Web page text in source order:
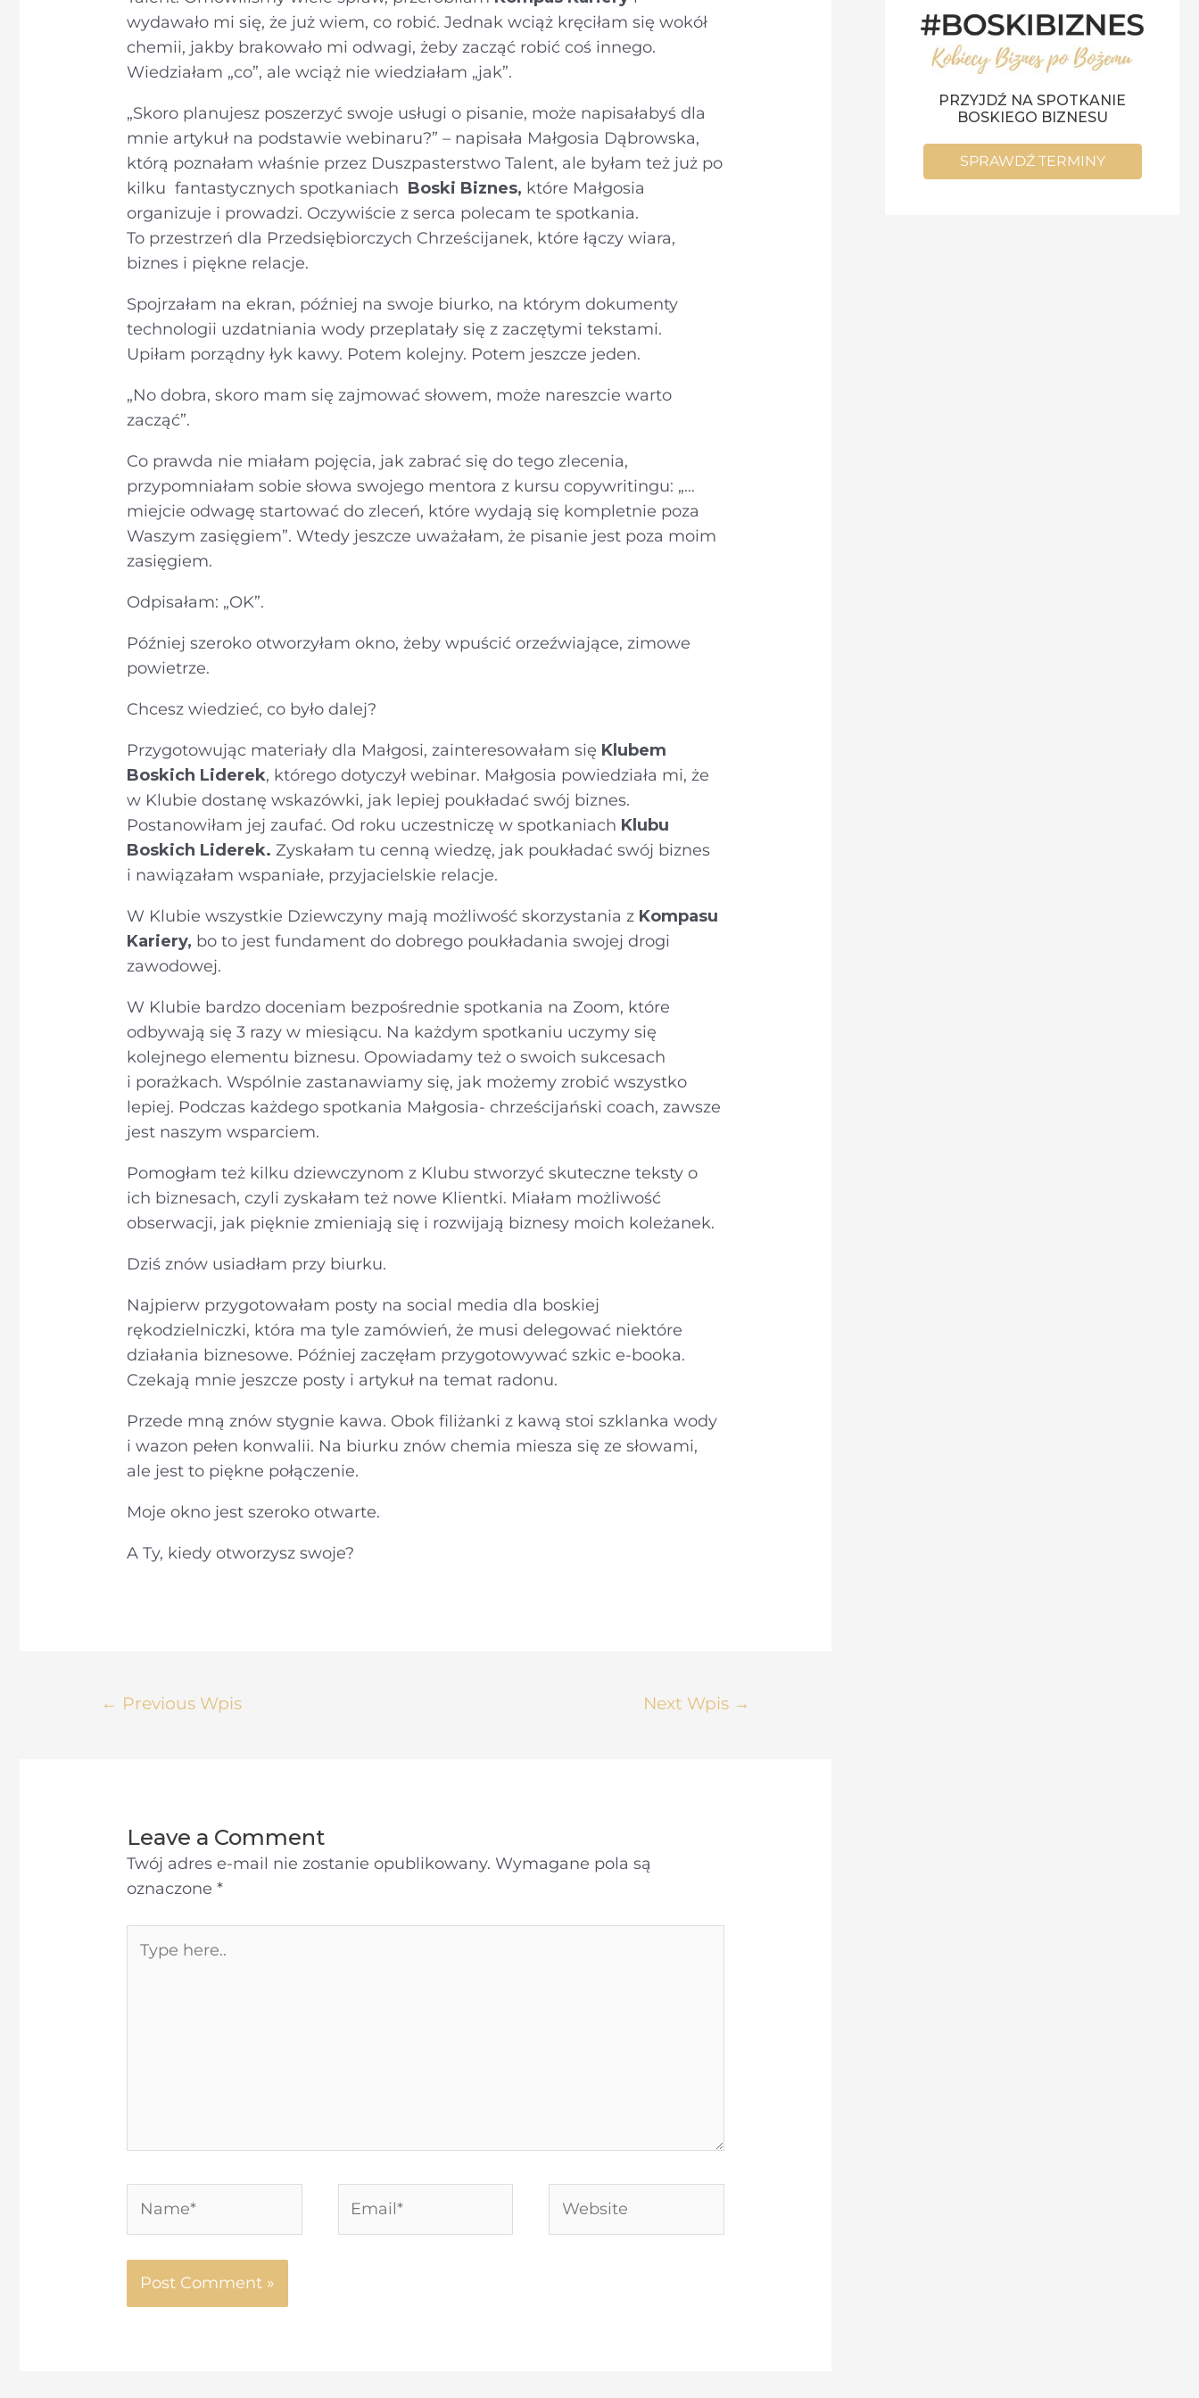
wydawało mi się, że już wiem, co robić. Jednak wciąż kręciłam się wokół
chemii, jakby brakowało mi odwagi, żeby zacząć robić coś innego.
Wiedziałam „co”, ale wciąż nie wiedziałam „jak”.
„Skoro planujesz poszerzyć swoje usługi o pisanie, może napisałabyś dla
mnie artykuł na podstawie webinaru?” – napisała Małgosia Dąbrowska,
którą poznałam właśnie przez Duszpasterstwo Talent, ale byłam też już po
kilku fantastycznych spotkaniach Boski Biznes, które Małgosia
organizuje i prowadzi. Oczywiście z serca polecam te spotkania.
To przestrzeń dla Przedsiębiorczych Chrześcijanek, które łączy wiara,
biznes i piękne relacje.
Spojrzałam na ekran, później na swoje biurko, na którym dokumenty
technologii uzdatniania wody przeplatały się z zaczętymi tekstami.
Upiłam porządny łyk kawy. Potem kolejny. Potem jeszcze jeden.
„No dobra, skoro mam się zajmować słowem, może nareszcie warto
zacząć”.
Co prawda nie miałam pojęcia, jak zabrać się do tego zlecenia,
przypomniałam sobie słowa swojego mentora z kursu copywritingu: „…
miejcie odwagę startować do zleceń, które wydają się kompletnie poza
Waszym zasięgiem”. Wtedy jeszcze uważałam, że pisanie jest poza moim
zasięgiem.
Odpisałam: „OK”.
Później szeroko otworzyłam okno, żeby wpuścić orzeźwiające, zimowe
powietrze.
Chcesz wiedzieć, co było dalej?
Przygotowując materiały dla Małgosi, zainteresowałam się Klubem
Boskich Liderek, którego dotyczył webinar. Małgosia powiedziała mi, że
w Klubie dostanę wskazówki, jak lepiej poukładać swój biznes.
Postanowiłam jej zaufać. Od roku uczestniczę w spotkaniach Klubu
Boskich Liderek.Zyskałam tu cenną wiedzę, jak poukładać swój biznes
i nawiązałam wspaniałe, przyjacielskie relacje.
W Klubie wszystkie Dziewczyny mają możliwość skorzystania z Kompasu
Kariery, bo to jest fundament do dobrego poukładania swojej drogi
zawodowej.
W Klubie bardzo doceniam bezpośrednie spotkania na Zoom, które
odbywają się 3 razy w miesiącu. Na każdym spotkaniu uczymy się
kolejnego elementu biznesu. Opowiadamy też o swoich sukcesach
i porażkach. Wspólnie zastanawiamy się, jak możemy zrobić wszystko
lepiej. Podczas każdego spotkania Małgosia- chrześcijański coach, zawsze
jest naszym wsparciem.
Pomogłam też kilku dziewczynom z Klubu stworzyć skuteczne teksty o
ich biznesach, czyli zyskałam też nowe Klientki. Miałam możliwość
obserwacji, jak pięknie zmieniają się i rozwijają biznesy moich koleżanek.
Dziś znów usiadłam przy biurku.
Najpierw przygotowałam posty na social media dla boskiej
rękodzielniczki, która ma tyle zamówień, że musi delegować niektóre
działania biznesowe. Później zaczęłam przygotowywać szkic e-booka.
Czekają mnie jeszcze posty i artykuł na temat radonu.
Przede mną znów stygnie kawa. Obok filiżanki z kawą stoi szklanka wody
i wazon pełen konwalii. Na biurku znów chemia miesza się ze słowami,
ale jest to piękne połączenie.
Moje okno jest szeroko otwarte.
A Ty, kiedy otworzysz swoje?
Nawigacja
← Previous Wpis Next Wpis →
Leave a Comment
Twój adres e-mail nie zostanie opublikowany. Wymagane pola są
oznaczone*
here..
PRZYJDŹ NA SPOTKANIE
BOSKIEGO BIZNESU
SPRAWDŹ TERMINY